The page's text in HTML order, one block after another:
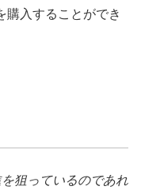
購入することができ
狙っているのであれ